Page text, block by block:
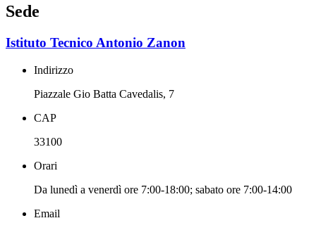
Sede
Istituto Tecnico Antonio Zanon
Indirizzo
Piazzale Gio Batta Cavedalis, 7
CAP
33100
Orari
Da lunedì a venerdì ore 7:00-18:00; sabato ore 7:00-14:00
Email